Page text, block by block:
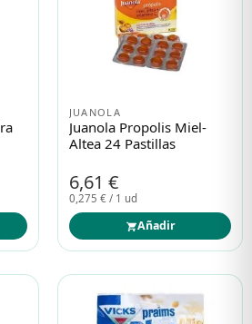
JUANOLA
Juanola Propolis Miel-
Altea 24 Pastillas
6,61 €
0,275 € / 1 ud
Añadir